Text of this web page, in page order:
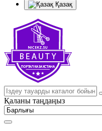
Қазақ
Қаланы таңдаңыз